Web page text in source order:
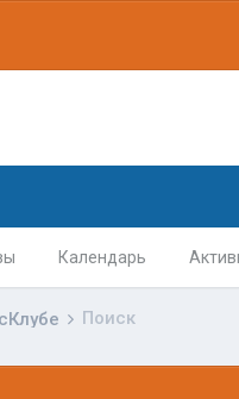
Календарь
Поиск